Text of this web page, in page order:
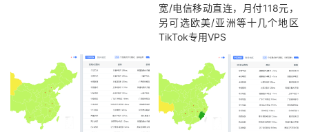
宽/电信移动直连，月付118元，
另可选欧美/亚洲等十几个地区
TikTok专用VPS